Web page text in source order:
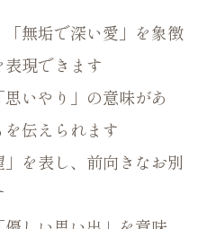
「無垢で深い愛」を象徴
現できます
思いやり」の意味があ
を伝えられます
」を表し、前向きなお別